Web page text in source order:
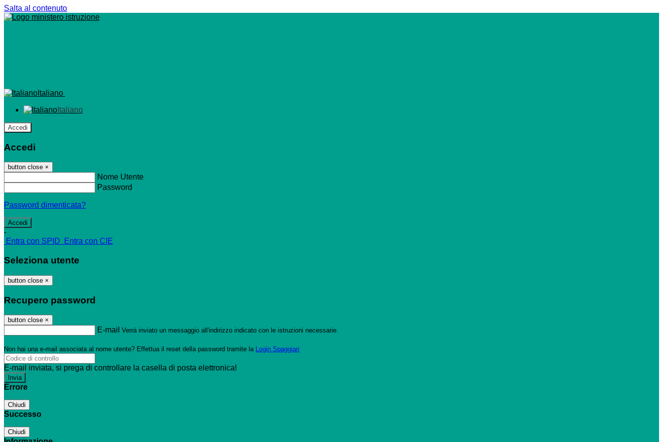
Salta al contenuto
Italiano
Italiano
Accedi
Accedi
button close ×
Nome Utente
Password
Password dimenticata?
-
Entra con SPID
Entra con CIE
Seleziona utente
button close ×
Recupero password
button close ×
E-mail Verrà inviato un messaggio all'indirizzo indicato con le istruzioni necessarie.
Non hai una e-mail associata al nome utente? Effettua il reset della password tramite la Login Spaggiari
E-mail inviata, si prega di controllare la casella di posta elettronica!
Errore
Chiudi
Successo
Chiudi